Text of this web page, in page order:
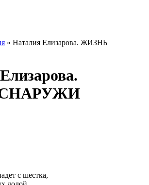
» Наталия Елизарова. ЖИЗНЬ
с шестка,